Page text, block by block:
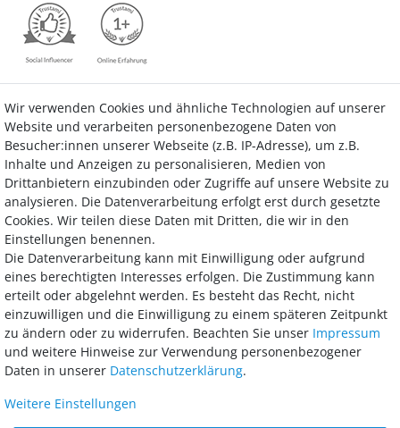
Vertrag widerrufen Kontakt
Bezahlung
Wir bieten Ihnen viele Möglichkeiten einer sicheren und bequemen
Bezahlung.
Wir verwenden Cookies und ähnliche Technologien auf unserer
Website und verarbeiten personenbezogene Daten von
Besucher:innen unserer Webseite (z.B. IP-Adresse), um z.B.
Inhalte und Anzeigen zu personalisieren, Medien von
Drittanbietern einzubinden oder Zugriffe auf unsere Website zu
analysieren. Die Datenverarbeitung erfolgt erst durch gesetzte
Cookies. Wir teilen diese Daten mit Dritten, die wir in den
Einstellungen benennen.
Die Datenverarbeitung kann mit Einwilligung oder aufgrund
eines berechtigten Interesses erfolgen. Die Zustimmung kann
erteilt oder abgelehnt werden. Es besteht das Recht, nicht
einzuwilligen und die Einwilligung zu einem späteren Zeitpunkt
zu ändern oder zu widerrufen. Beachten Sie unser Impressum
und weitere Hinweise zur Verwendung personenbezogener
Daten in unserer Daten­schutz­erklärung.
Weitere Einstellungen